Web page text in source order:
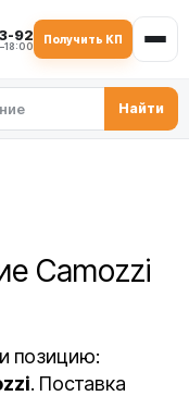
92 Получить КП
Найти
Camozzi
позицию:
. Поставка